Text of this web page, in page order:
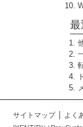
最
サイトマップ よく